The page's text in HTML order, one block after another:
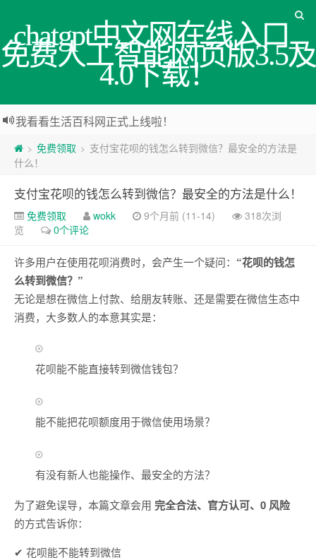
chatgpt中文网在线入口_
免费人工智能网页版3.5及
4.0下载！
我看看生活百科网正式上线啦！
> 免费领取 > 支付宝花呗的钱怎么转到微信？最安全的方法是
什么！
支付宝花呗的钱怎么转到微信？最安全的方法是什么！
免费领取 wokk 9个月前 (11-14)
318次浏
览
0个评论
许多用户在使用花呗消费时，会产生一个疑问： “花呗的钱怎
么转到微信？”
无论是想在微信上付款、给朋友转账、还是需要在微信生态中
消费，大多数人的本意其实是：
花呗能不能直接转到微信钱包？
能不能把花呗额度用于微信使用场景？
有没有新人也能操作、最安全的方法？
为了避免误导，本篇文章会用 完全合法、官方认可、0 风险
的方式告诉你：
✔ 花呗能不能转到微信